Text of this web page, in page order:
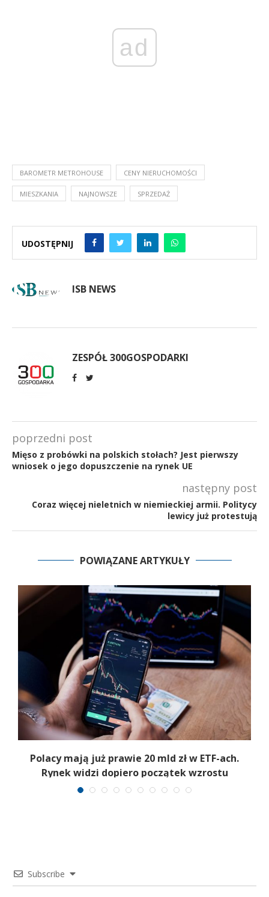
ad
BAROMETR METROHOUSE CENY NIERUCHOMOŚCI
MIESZKANIA NAJNOWSZE SPRZEDAŻ
UDOSTĘPNIJ
ISB NEWS
ZESPÓŁ 300GOSPODARKI
poprzedni post
Mięso z probówki na polskich stołach? Jest pierwszy
wniosek o jego dopuszczenie na rynek UE
następny post
Coraz więcej nieletnich w niemieckiej armii. Politycy
lewicy już protestują
POWIĄZANE ARTYKUŁY
Polacy mają już prawie 20 mld zł w ETF-ach.
Rynek widzi dopiero początek wzrostu
Subscribe